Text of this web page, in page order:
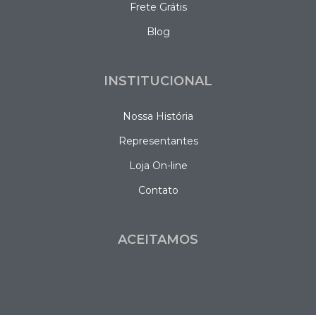
Frete Grátis
Blog
INSTITUCIONAL
Nossa História
Representantes
Loja On-line
Contato
ACEITAMOS